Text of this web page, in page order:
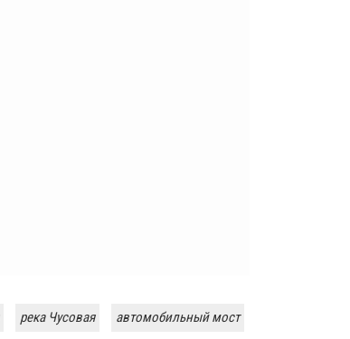
река Чусовая автомобильный мост